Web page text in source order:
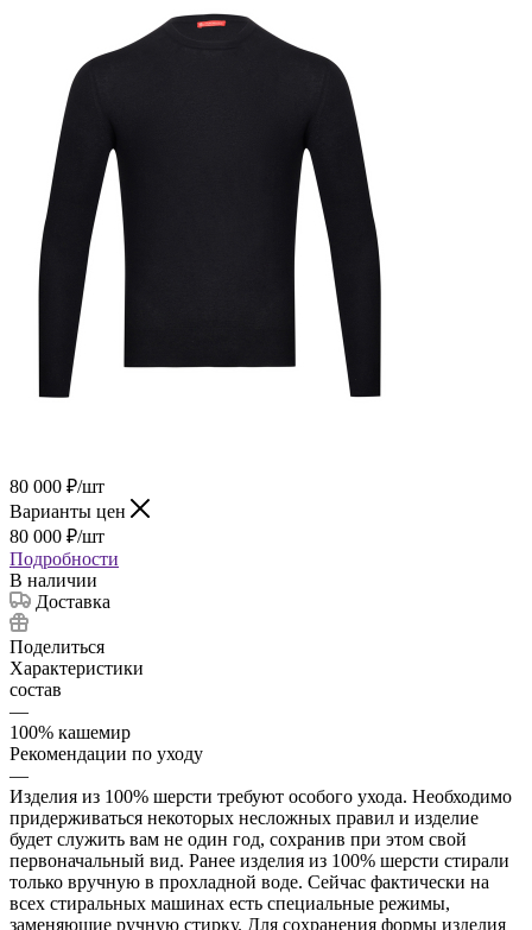
80 000 ₽/шт
Варианты цен
80 000 ₽/шт
Подробности
В наличии
Доставка
Поделиться
Характеристики
состав
—
100% кашемир
Рекомендации по уходу
—
Изделия из 100% шерсти требуют особого ухода. Необходимо
придерживаться некоторых несложных правил и изделие
будет служить вам не один год, сохранив при этом свой
первоначальный вид. Ранее изделия из 100% шерсти стирали
только вручную в прохладной воде. Сейчас фактически на
всех стиральных машинах есть специальные режимы,
заменяющие ручную стирку. Для сохранения формы изделия